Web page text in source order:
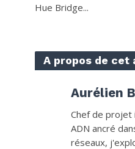
Hue Bridge...
A propos de cet
Aurélien
Chef de projet
ADN ancré
réseaux,